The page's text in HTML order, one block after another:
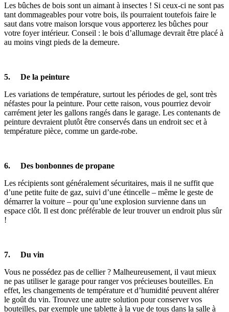
Les bûches de bois sont un aimant à insectes ! Si ceux-ci ne sont pas
tant dommageables pour votre bois, ils pourraient toutefois faire le
saut dans votre maison lorsque vous apporterez les bûches pour
votre foyer intérieur. Conseil : le bois d’allumage devrait être placé à
au moins vingt pieds de la demeure.
5. De la peinture
Les variations de température, surtout les périodes de gel, sont très
néfastes pour la peinture. Pour cette raison, vous pourriez devoir
carrément jeter les gallons rangés dans le garage. Les contenants de
peinture devraient plutôt être conservés dans un endroit sec et à
température pièce, comme un garde-robe.
6. Des bonbonnes de propane
Les récipients sont généralement sécuritaires, mais il ne suffit que
d’une petite fuite de gaz, suivi d’une étincelle – même le geste de
démarrer la voiture – pour qu’une explosion survienne dans un
espace clôt. Il est donc préférable de leur trouver un endroit plus sûr
!
7. Du vin
Vous ne possédez pas de cellier ? Malheureusement, il vaut mieux
ne pas utiliser le garage pour ranger vos précieuses bouteilles. En
effet, les changements de température et d’humidité peuvent altérer
le goût du vin. Trouvez une autre solution pour conserver vos
bouteilles, par exemple une tablette à la vue de tous dans la salle à